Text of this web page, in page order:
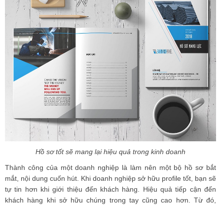
Hồ sơ tốt sẽ mang lại hiệu quả trong kinh doanh
Thành công của một doanh nghiệp là làm nên một bộ hồ sơ bắt
mắt, nội dung cuốn hút. Khi doanh nghiệp sở hữu profile tốt, bạn sẽ
tự tin hơn khi giới thiệu đến khách hàng. Hiệu quả tiếp cận đến
khách hàng khi sở hữu chúng trong tay cũng cao hơn. Từ đó,